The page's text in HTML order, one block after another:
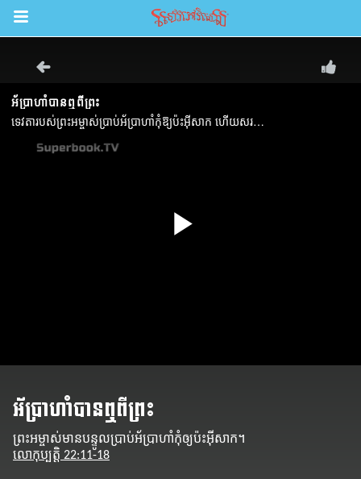
Return to Content
អ័ប្រាហាំបានឮពីព្រះ
ព្រះអម្ចាស់​មាន​បន្ទូល​ប្រាប់​អ័ប្រាហាំ​កុំ​ឲ្យ​ប៉ះ​អ៊ីសាក។
លោកុប្បត្តិ 22:11-18